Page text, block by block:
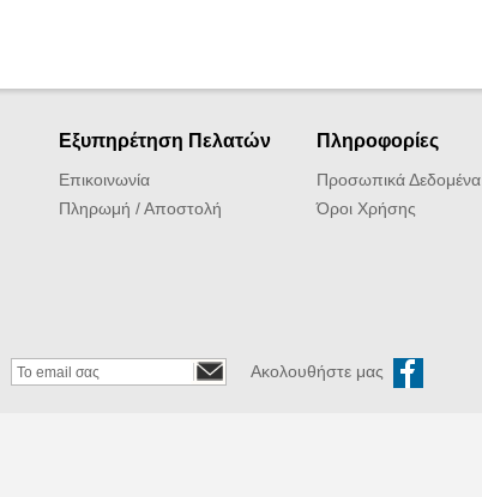
Εξυπηρέτηση Πελατών
Επικοινωνία
Πληρωμή / Αποστολή
Πληροφορίες
Προσωπικά Δεδομένα
Όροι Χρήσης
Ακολουθήστε μας